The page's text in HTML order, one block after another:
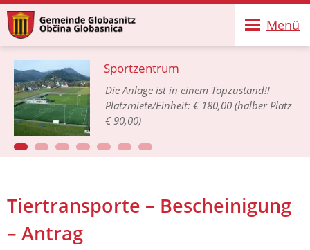
Menü
Sportzentrum
Die Anlage ist in einem Topzustand!!
Platzmiete/Einheit: € 180,00 (halber Platz
€ 90,00)
Tiertransporte – Bescheinigung
– Antrag